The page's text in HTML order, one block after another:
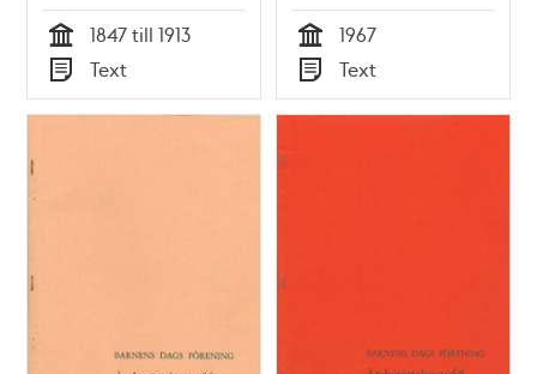
Tid
1847 till 1913
Typ
Text Tid
1967
Typ
Text